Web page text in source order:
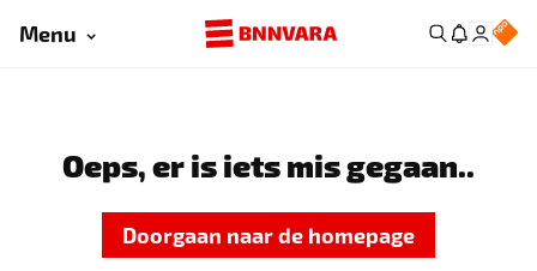
Menu
Oeps, er is iets mis gegaan..
Doorgaan naar de homepage